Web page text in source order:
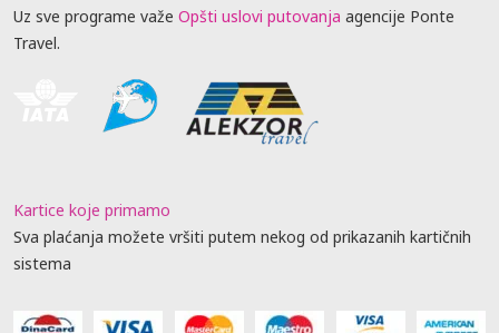
Uz sve programe važe Opšti uslovi putovanja agencije Ponte
Travel.
Kartice koje primamo
Sva plaćanja možete vršiti putem nekog od prikazanih kartičnih
sistema